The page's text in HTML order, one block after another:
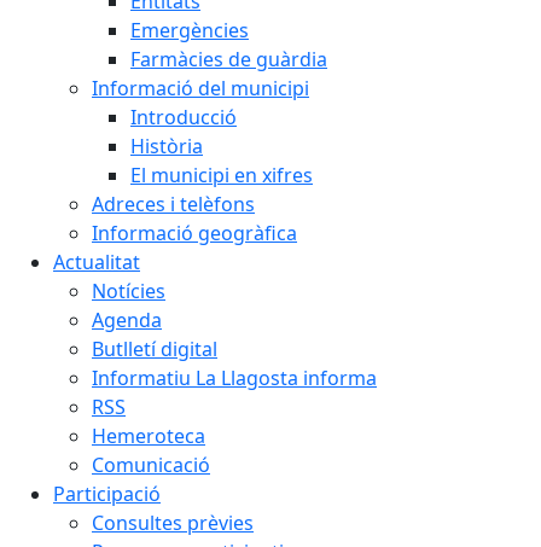
Emergències
Farmàcies de guàrdia
Informació del municipi
Introducció
Història
El municipi en xifres
Adreces i telèfons
Informació geogràfica
Actualitat
Notícies
Agenda
Butlletí digital
Informatiu La Llagosta informa
RSS
Hemeroteca
Comunicació
Participació
Consultes prèvies